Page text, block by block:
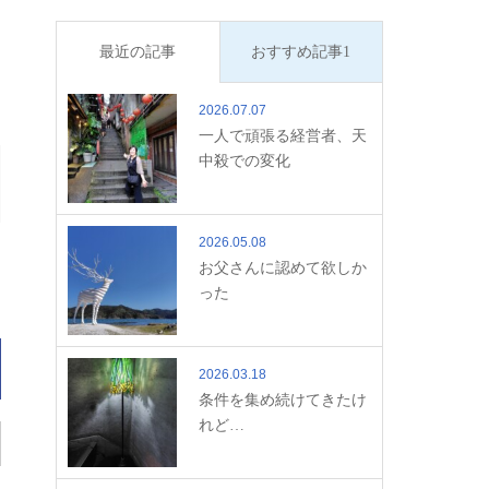
最近の記事 おすすめ記事1
2026.07.07
一人で頑張る経営者、天
中殺での変化
2026.05.08
お父さんに認めて欲しか
った
2026.03.18
条件を集め続けてきたけ
れど…